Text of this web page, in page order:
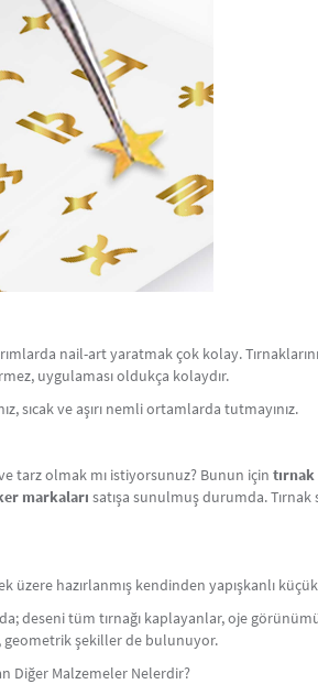
nail-art yaratmak çok kolay.
uygulaması oldukça kolaydır.
sıcak ve aşırı nemli ortamlarda tutmayınız.
tarz olmak mı istiyorsunuz? Bunun için
markaları satışa sunulmuş durumda. Tırnak
üzere hazırlanmış kendinden yapışkanlı
deseni tüm tırnağı kaplayanlar, oje
geometrik şekiller de bulunuyor.
Diğer Malzemeler Nelerdir?